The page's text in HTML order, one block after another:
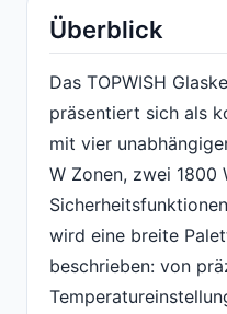
Überblick
Das TOPWISH
präsentiert sich als
mit vier
W Zonen, zwei 1800
wird eine breite
beschrieben: von